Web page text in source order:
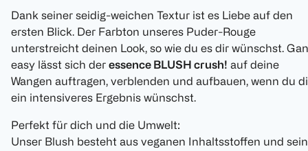
Dank seiner seidig-weichen Textur ist es Liebe auf den
ersten Blick. Der Farbton unseres Puder-Rouge
unterstreicht deinen Look, so wie du es dir wünschst.
easy lässt sich der essence BLUSH crush! auf deine
Wangen auftragen, verblenden und aufbauen, wenn du
ein intensiveres Ergebnis wünschst.
Perfekt für dich und die Umwelt:
Unser Blush besteht aus veganen Inhaltsstoffen und sein